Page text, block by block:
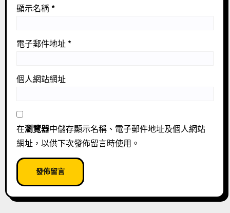
顯示名稱 *
電子郵件地址 *
個人網站網址
在瀏覽器中儲存顯示名稱、電子郵件地址及個人網站
網址，以供下次發佈留言時使用。